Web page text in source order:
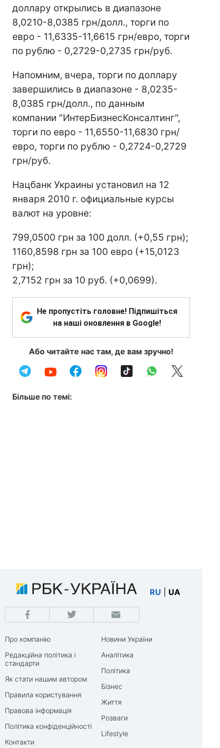
доллару открылись в диапазоне
8,0210-8,0385 грн/долл., торги по
евро - 11,6335-11,6615 грн/евро, торги
по рублю - 0,2729-0,2735 грн/руб.
Напомним, вчера, торги по доллару
завершились в диапазоне - 8,0235-
8,0385 грн/долл., по данным
компании "ИнтерБизнесКонсалтинг",
торги по евро - 11,6550-11,6830 грн/
евро, торги по рублю - 0,2724-0,2729
грн/руб.
Нацбанк Украины установил на 12
января 2010 г. официальные курсы
валют на уровне:
799,0500 грн за 100 долл. (+0,55 грн);
1160,8598 грн за 100 евро (+15,0123
грн);
2,7152 грн за 10 руб. (+0,0699).
Не пропустіть головне! Підпишіться
на наші оновлення в Google!
Або читайте нас там, де вам зручно!
Більше по темі:
RU UA
Про компанію
Редакційна політика і
стандарти
Як стати нашим автором
Правила користування
Правова інформація
Політика конфіденційності
Контакти
Новини України
Аналітика
Політика
Бізнес
Життя
Розваги
Lifestyle